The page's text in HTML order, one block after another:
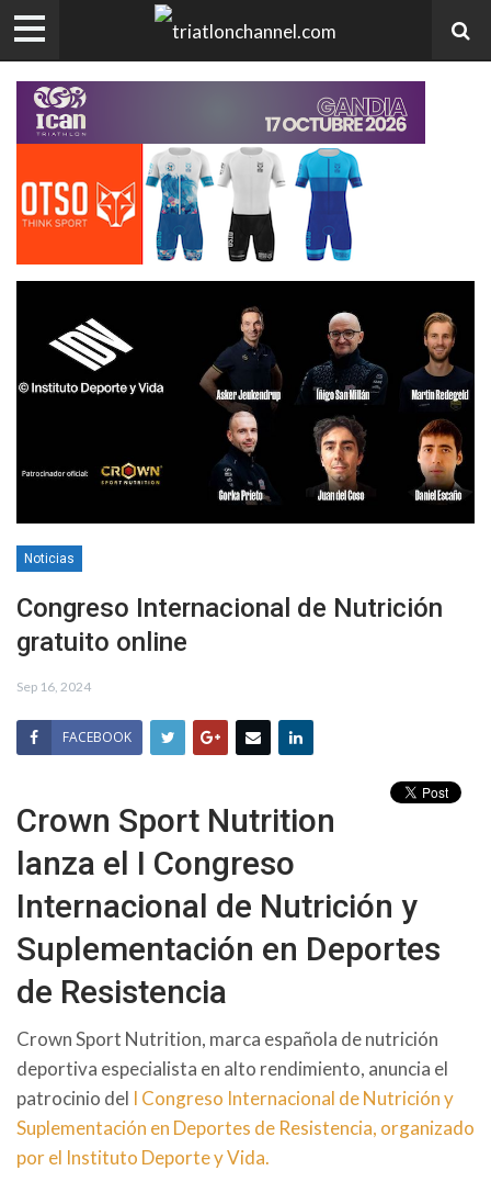
Noticias
Congreso Internacional de Nutrición
gratuito online
Sep 16, 2024
FACEBOOK
Crown Sport Nutrition
lanza el I Congreso
Internacional de Nutrición y
Suplementación en Deportes
de Resistencia
Crown Sport Nutrition, marca española de nutrición
deportiva especialista en alto rendimiento, anuncia el
patrocinio del I Congreso Internacional de Nutrición y
Suplementación en Deportes de Resistencia, organizado
por el Instituto Deporte y Vida.